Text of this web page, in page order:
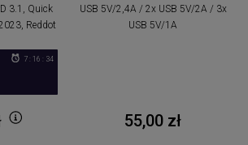
3.1, Quick
Reddot
7 : 16 : 34
USB 5V/2,4A / 2x USB 5V/2A / 3x
USB 5V/1A
55,00 zł